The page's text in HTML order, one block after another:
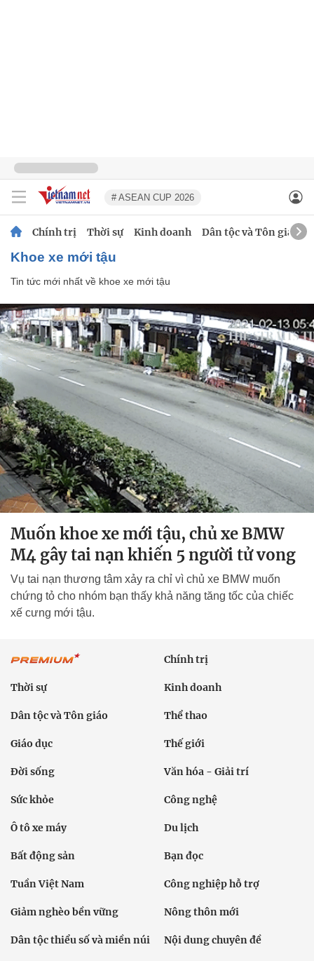
# ASEAN CUP 2026
Chính trị Thời sự Kinh doanh Dân tộc và Tôn giáo
khoe xe mới tậu
Tin tức mới nhất về khoe xe mới tậu
Muốn khoe xe mới tậu, chủ xe BMW
M4 gây tai nạn khiến 5 người tử vong
Vụ tai nạn thương tâm xảy ra chỉ vì chủ xe BMW muốn
chứng tỏ cho nhóm bạn thấy khả năng tăng tốc của chiếc
xế cưng mới tậu.
Chính trị
Thời sự Kinh doanh
Dân tộc và Tôn giáo Thể thao
Giáo dục Thế giới
Đời sống Văn hóa - Giải trí
Sức khỏe Công nghệ
Ô tô xe máy Du lịch
Bất động sản Bạn đọc
Tuần Việt Nam Công nghiệp hỗ trợ
Giảm nghèo bền vững Nông thôn mới
Dân tộc thiểu số và miền núi Nội dung chuyên đề